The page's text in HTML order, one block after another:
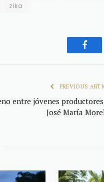
zika
PREVIOUS
entre jóvenes productores
José María